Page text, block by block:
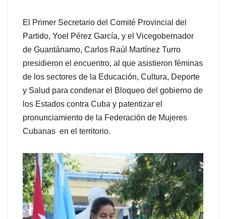
El Primer Secretario del Comité Provincial del
Partido, Yoel Pérez García, y el Vicegobernador
de Guantánamo, Carlos Raúl Martínez Turro
presidieron el encuentro, al que asistieron féminas
de los sectores de la Educación, Cultura, Deporte
y Salud para condenar el Bloqueo del gobierno de
los Estados contra Cuba y patentizar el
pronunciamiento de la Federación de Mujeres
Cubanas en el territorio.